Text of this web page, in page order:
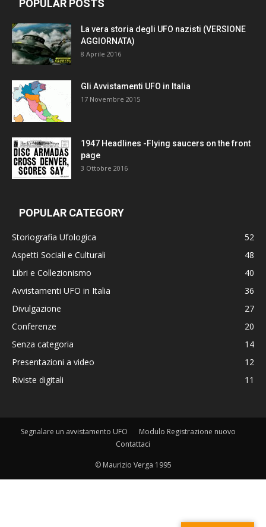
POPULAR POSTS
La vera storia degli UFO nazisti (VERSIONE
AGGIORNATA)
8 Aprile 2016
Gli Avvistamenti UFO in Italia
17 Novembre 2015
1947 Headlines -Flying saucers on the front
page
3 Ottobre 2016
POPULAR CATEGORY
Storiografia Ufologica
52
Aspetti Sociali e Culturali
48
Libri e Collezionismo
40
Avvistamenti UFO in Italia
36
Divulgazione
27
Conferenze
20
Senza categoria
14
Presentazioni a video
12
Riviste digitali
11
Segnalare un avvistamento UFO
Modulo Registrazione nuovo
Contattaci
© Maurizio Verga 1995